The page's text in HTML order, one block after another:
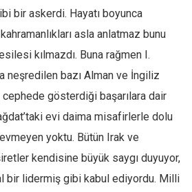
bir askerdi. Hayatı boyunca
asla anlatmaz bunu
kılmazdı. Buna rağmen I.
neşredilen bazı Alman ve İngiliz
gösterdiği başarılara dair
evi daima misafirlerle dolu
yoktu. Bütün Irak ve
kendisine büyük saygı duyuyor,
bir lidermiş gibi kabul ediyordu. Milli